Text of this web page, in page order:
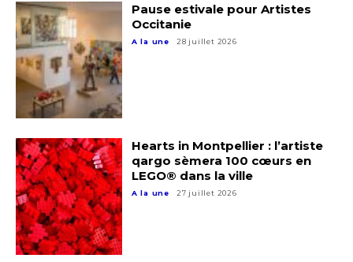
Pause estivale pour Artistes
Occitanie
A la une 28 juillet 2026
Hearts in Montpellier : l’artiste
qargo sèmera 100 cœurs en
LEGO® dans la ville
A la une 27 juillet 2026